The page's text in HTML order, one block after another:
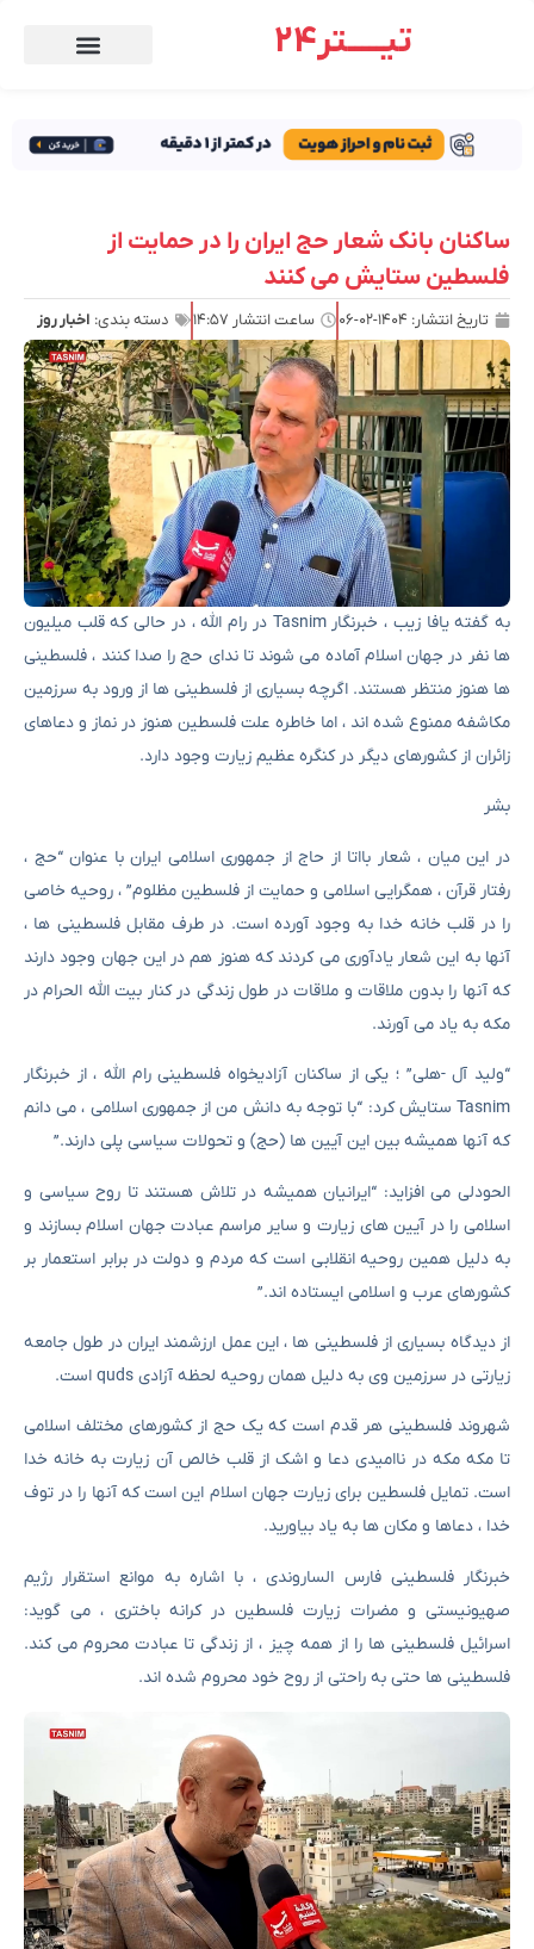
تیـــــتر24
ساکنان بانک شعار حج ایران را در حمایت از
فلسطین ستایش می کنند
تاریخ انتشار: ۱۴۰۴-۰۲-۰۶ ساعت انتشار ۱۴:۵۷ دسته بندی: اخبار روز
به گفته یافا زیب ، خبرنگار Tasnim در رام الله ، در حالی که قلب میلیون
ها نفر در جهان اسلام آماده می شوند تا ندای حج را صدا کنند ، فلسطینی
ها هنوز منتظر هستند. اگرچه بسیاری از فلسطینی ها از ورود به سرزمین
مکاشفه ممنوع شده اند ، اما خاطره علت فلسطین هنوز در نماز و دعاهای
زائران از کشورهای دیگر در کنگره عظیم زیارت وجود دارد.
بشر
در این میان ، شعار بااتا از حاج از جمهوری اسلامی ایران با عنوان “حج ،
رفتار قرآن ، همگرایی اسلامی و حمایت از فلسطین مظلوم” ، روحیه خاصی
را در قلب خانه خدا به وجود آورده است. در طرف مقابل فلسطینی ها ،
آنها به این شعار یادآوری می کردند که هنوز هم در این جهان وجود دارند
که آنها را بدون ملاقات و ملاقات در طول زندگی در کنار بیت الله الحرام در
مکه به یاد می آورند.
“ولید آل -هلی” ؛ یکی از ساکنان آزادیخواه فلسطینی رام الله ، از خبرنگار
Tasnim ستایش کرد: “با توجه به دانش من از جمهوری اسلامی ، می دانم
که آنها همیشه بین این آیین ها (حج) و تحولات سیاسی پلی دارند.”
الحودلی می افزاید: “ایرانیان همیشه در تلاش هستند تا روح سیاسی و
اسلامی را در آیین های زیارت و سایر مراسم عبادت جهان اسلام بسازند و
به دلیل همین روحیه انقلابی است که مردم و دولت در برابر استعمار بر
کشورهای عرب و اسلامی ایستاده اند.”
از دیدگاه بسیاری از فلسطینی ها ، این عمل ارزشمند ایران در طول جامعه
زیارتی در سرزمین وی به دلیل همان روحیه لحظه آزادی quds است.
شهروند فلسطینی هر قدم است که یک حج از کشورهای مختلف اسلامی
تا مکه مکه در ناامیدی دعا و اشک از قلب خالص آن زیارت به خانه خدا
است. تمایل فلسطین برای زیارت جهان اسلام این است که آنها را در توف
خدا ، دعاها و مکان ها به یاد بیاورید.
خبرنگار فلسطینی فارس الساروندی ، با اشاره به موانع استقرار رژیم
صهیونیستی و مضرات زیارت فلسطین در کرانه باختری ، می گوید:
اسرائیل فلسطینی ها را از همه چیز ، از زندگی تا عبادت محروم می کند.
فلسطینی ها حتی به راحتی از روح خود محروم شده اند.